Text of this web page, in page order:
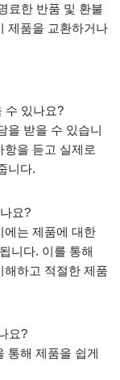
료한 반품 및 환불
제품을 교환하거나
수 있나요?
을 받을 수 있습니
을 듣고 실제로
니다.
요?
에는 제품에 대한
니다. 이를 통해
하고 적절한 제품
요?
통해 제품을 쉽게